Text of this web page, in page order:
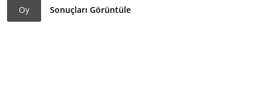
Oy Sonuçları Görüntüle